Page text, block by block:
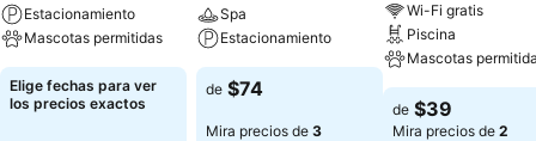
Estacionamiento
Mascotas permitidas
Elige fechas para ver
los precios exactos
Spa
Estacionamiento
de $74
Mira precios de 3
Wi-Fi gratis
Piscina
Mascotas
de $39
Mira precios de 2